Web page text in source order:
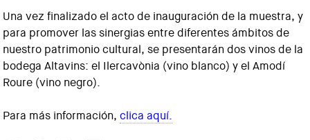
Una vez finalizado el acto de inauguración de la muestra, y
para promover las sinergias entre diferentes ámbitos de
nuestro patrimonio cultural, se presentarán dos vinos de la
bodega Altavins: el Ilercavònia (vino blanco) y el Amodí
Roure (vino negro).
Para más información,clica aquí.